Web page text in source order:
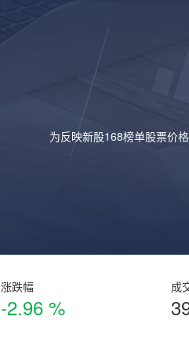
为反映新股168榜单股票价
涨跌幅
-2.96 %
成